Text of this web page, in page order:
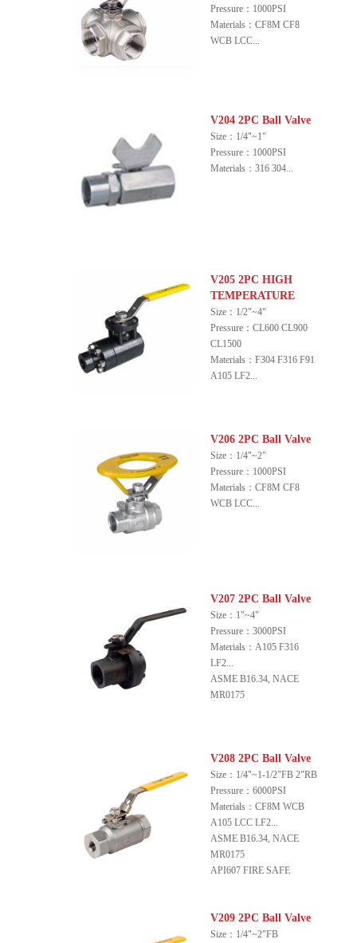
Pressure：1000PSI
Materials：CF8M CF8
WCB LCC...
V204 2PC Ball Valve
Size：1/4"~1"
Pressure：1000PSI
Materials：316 304...
V205 2PC HIGH
TEMPERATURE
Size：1/2"~4"
Pressure：CL600 CL900
CL1500
Materials：F304 F316 F91
A105 LF2...
V206 2PC Ball Valve
Size：1/4"~2"
Pressure：1000PSI
Materials：CF8M CF8
WCB LCC...
V207 2PC Ball Valve
Size：1"~4"
Pressure：3000PSI
Materials：A105 F316
LF2...
ASME B16.34, NACE
MR0175
V208 2PC Ball Valve
Size：1/4"~1-1/2"FB 2"RB
Pressure：6000PSI
Materials：CF8M WCB
A105 LCC LF2...
ASME B16.34, NACE
MR0175
API607 FIRE SAFE
V209 2PC Ball Valve
Size：1/4"~2"FB